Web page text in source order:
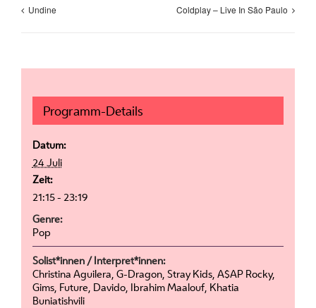
Undine Coldplay – Live In São Paulo
Programm-Details
Datum:
24 Juli
Zeit:
21:15 - 23:19
Genre:
Pop
Solist*innen / Interpret*innen:
Christina Aguilera, G-Dragon, Stray Kids, A$AP Rocky,
Gims, Future, Davido, Ibrahim Maalouf, Khatia
Buniatishvili